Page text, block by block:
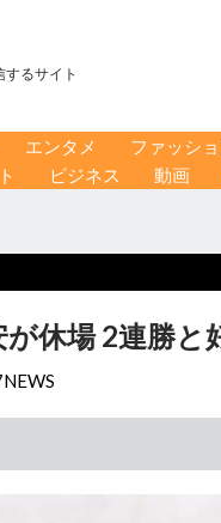
るサイト
エンタメ ファッシ
ビジネス 動画
休場 2連勝と